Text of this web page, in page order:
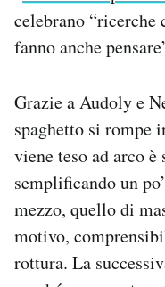
celebrano “ricerche
fanno anche
Grazie a Audoly e
spaghetto si rompe
viene teso ad arco
semplificando un
mezzo, quello di
motivo,
rottura. La